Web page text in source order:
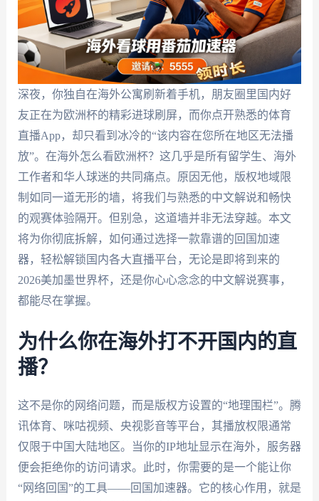
深夜，你独自在海外公寓刷新着手机，朋友圈里国内好
友正在为欧洲杯的精彩进球刷屏，而你点开熟悉的体育
直播App，却只看到冰冷的“该内容在您所在地区无法播
放”。在海外怎么看欧洲杯？这几乎是所有留学生、海外
工作者和华人球迷的共同痛点。原因无他，版权地域限
制如同一道无形的墙，将我们与熟悉的中文解说和畅快
的观赛体验隔开。但别急，这道墙并非无法穿越。本文
将为你彻底拆解，如何通过选择一款靠谱的回国加速
器，轻松解锁国内各大直播平台，无论是即将到来的
2026美加墨世界杯，还是你心心念念的中文解说赛事，
都能尽在掌握。
为什么你在海外打不开国内的直
播？
这不是你的网络问题，而是版权方设置的“地理围栏”。腾
讯体育、咪咕视频、央视影音等平台，其播放权限通常
仅限于中国大陆地区。当你的IP地址显示在海外，服务器
便会拒绝你的访问请求。此时，你需要的是一个能让你
“网络回国”的工具——回国加速器。它的核心作用，就是